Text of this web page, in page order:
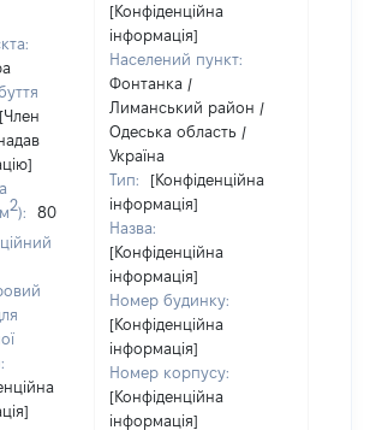
[Член
2):
80
[Конфіденційна
інформація]
Населений пункт:
Фонтанка /
Лиманський район /
Одеська область /
Україна
Тип:
[Конфіденційна
інформація]
Назва:
[Конфіденційна
інформація]
Номер будинку:
[Конфіденційна
інформація]
Номер корпусу:
[Конфіденційна
інформація]